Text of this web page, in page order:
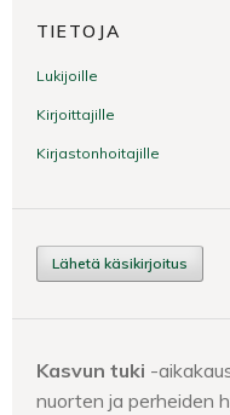
TIETOJA
Lukijoille
Kirjoittajille
Kirjastonhoitajille
Lähetä käsikirjoitus
Kasvun tuki -
nuorten ja perheiden